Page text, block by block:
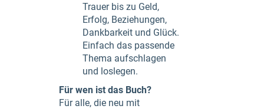
Trauer bis zu Geld,
Erfolg, Beziehungen,
Dankbarkeit und Glück.
Einfach das passende
Thema aufschlagen
und loslegen.
Für wen ist das Buch?
Für alle, die neu mit